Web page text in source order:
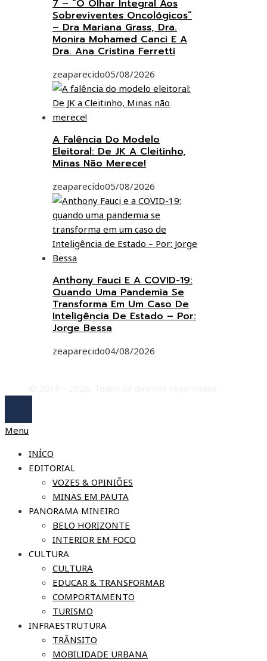
7 – “O Olhar Integral Aos
Sobreviventes Oncológicos”
– Dra Mariana Grass, Dra.
Monira Mohamed Canci E A
Dra. Ana Cristina Ferretti
zeaparecido05/08/2026
A Falência Do Modelo
Eleitoral: De JK A Cleitinho,
Minas Não Merece!
zeaparecido05/08/2026
Anthony Fauci E A COVID-19:
Quando Uma Pandemia Se
Transforma Em Um Caso De
Inteligência De Estado – Por:
Jorge Bessa
zeaparecido04/08/2026
Menu
INÍCO
EDITORIAL
VOZES & OPINIÕES
MINAS EM PAUTA
PANORAMA MINEIRO
BELO HORIZONTE
INTERIOR EM FOCO
CULTURA
CULTURA
EDUCAR & TRANSFORMAR
COMPORTAMENTO
TURISMO
INFRAESTRUTURA
TRÂNSITO
MOBILIDADE URBANA